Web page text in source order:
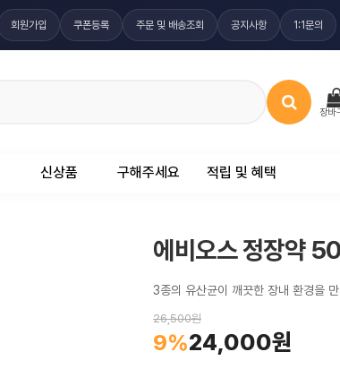
회원가입 쿠폰등록 주문 및 배송조회 공지사항 1:1문의
장바
신상품 구해주세요 적립 및 혜택
에비오스 정장약
3종의 유산균이 깨끗한 장내 환경을
26,500원
9%24,000원